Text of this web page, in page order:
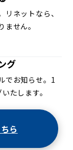
リネットなら、
せん。
グ
でお知らせ。1
たします。
ら